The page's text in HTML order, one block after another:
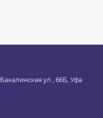
Бакалинская ул., 66Б, Уфа